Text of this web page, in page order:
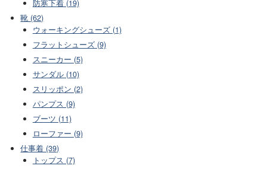
防寒下着 (19)
靴 (62)
ウォーキングシューズ (1)
フラットシューズ (9)
スニーカー (5)
サンダル (10)
スリッポン (2)
パンプス (9)
ブーツ (11)
ローファー (9)
仕事着 (39)
トップス (7)